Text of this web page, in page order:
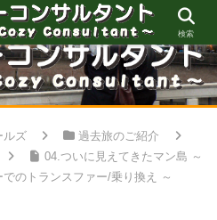
創りをお手伝い
ルズ
過去旅のご紹介
04.ついに見えてきたマン島 ～
のトランスファー/乗り換え ～
検索